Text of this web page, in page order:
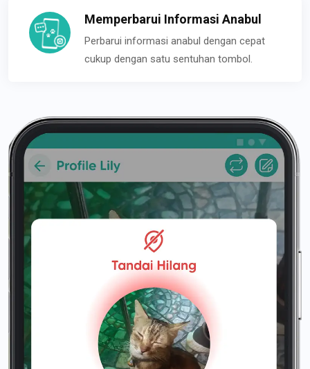
Memperbarui Informasi Anabul
Perbarui informasi anabul dengan cepat
cukup dengan satu sentuhan tombol.